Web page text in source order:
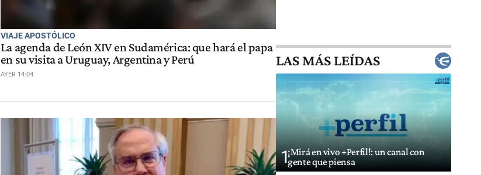
VIAJE APOSTÓLICO
La agenda de León XIV en Sudamérica: que hará el papa
en su visita a Uruguay, Argentina y Perú
AYER 14:04
LAS MÁS LEÍDAS
1¡Mirá en vivo +Perfil!: un canal con
gente que piensa